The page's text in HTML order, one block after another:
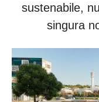
sustenabile,
singura